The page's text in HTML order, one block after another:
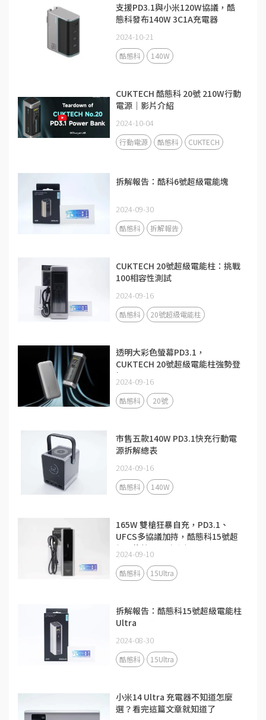
支援PD3.1與小米120W協議，酷
態科發布140W 3C1A充電器
2024-10-21
酷態科 140W
CUKTECH 酷態科 20號 210W行動
電源｜影片介紹
2024-10-04
行動電源 酷態科 CUKTECH
拆解報告：酷科6號超級電能塊
2024-09-30
酷態科 拆解報告
CUKTECH 20號超級電能柱：挑戰
100相容性測試
2024-09-16
酷態科 20號超級電能柱
透明大彩色螢幕PD3.1，
CUKTECH 20號超級電能柱強勢登
場
2024-09-16
酷態科 20號
市售五款140W PD3.1快充行動電
源拆解總表
2024-09-16
酷態科 140W
165W 雙槍狂暴自充，PD3.1、
UFCS多協議加持，酷態科15號超
級電能柱Ultra評測
2024-09-10
酷態科 15Ultra
拆解報告：酷態科15號超級電能柱
Ultra
2024-08-30
酷態科 15Ultra
小米14 Ultra 充電器不知道怎麼
選？看完這篇文章就知道了